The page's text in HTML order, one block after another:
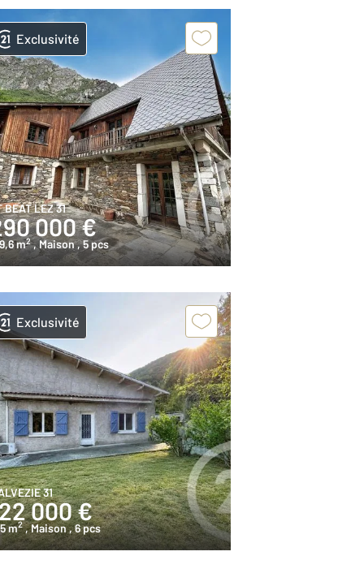
Exclusivité
BEAT LEZ 31
000 €
m2 , Maison, 5 pcs
Exclusivité
31
000 €
m2 , Maison, 6 pcs